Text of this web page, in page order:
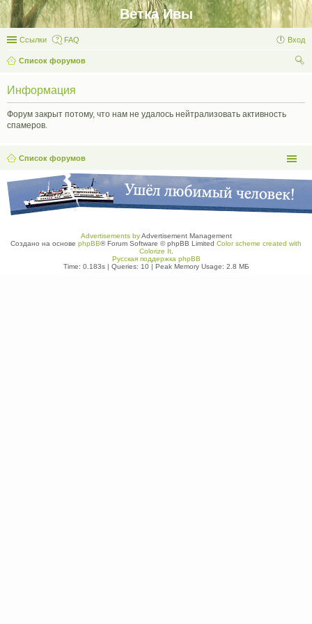
Ветка Ивы
Ссылки FAQ Вход
Список форумов
Информация
Форум закрыт потому, что нам не удалось нейтрализовать активность
спамеров.
Список форумов
Advertisements byAdvertisement Management
Создано на основе phpBB® Forum Software © phpBB Limited Color scheme created with
Colorize It.
Русская поддержка phpBB
Time: 0.183s| Queries: 10| Peak Memory Usage: 2.8 МБ